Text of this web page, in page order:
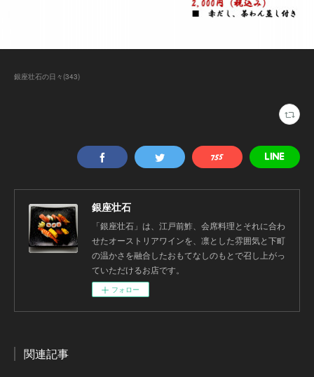
銀座壮石の日々 (343)
銀座壮石
「銀座壮石」は、江戸前鮓、会席料理とそれに合わ
せたオーストリアワインを、凛とした雰囲気と下町
の温かさを融合したおもてなしのもとで召し上がっ
ていただけるお店です。
フォロー
関連記事